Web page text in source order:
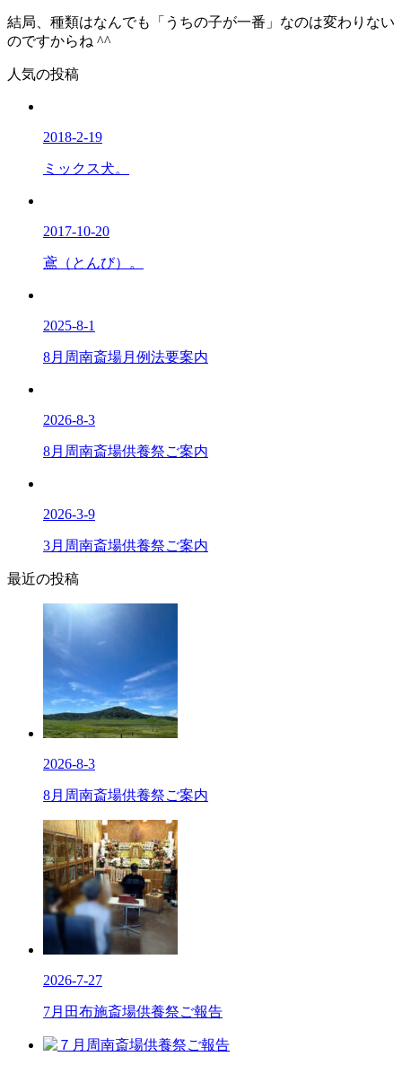
結局、種類はなんでも「うちの子が一番」なのは変わりない
のですからね ^^
人気の投稿
2018-2-19
ミックス犬。
2017-10-20
鳶（とんび）。
2025-8-1
8月周南斎場月例法要案内
2026-8-3
8月周南斎場供養祭ご案内
2026-3-9
3月周南斎場供養祭ご案内
最近の投稿
2026-8-3
8月周南斎場供養祭ご案内
2026-7-27
7月田布施斎場供養祭ご報告